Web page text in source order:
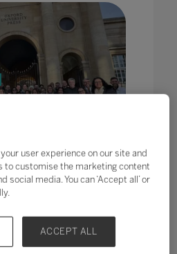
Londres na
Bett Blog
user experience on our site and
to customise the marketing content
social media. You can ‘Accept all’ or
ACCEPT ALL